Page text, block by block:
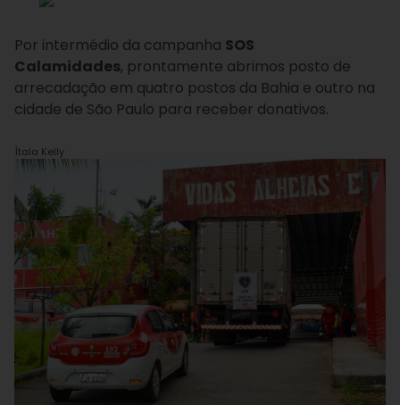
Por intermédio da campanha SOS
Calamidades, prontamente abrimos posto de
arrecadação em quatro postos da Bahia e outro na
cidade de São Paulo para receber donativos.
Ítala Kelly